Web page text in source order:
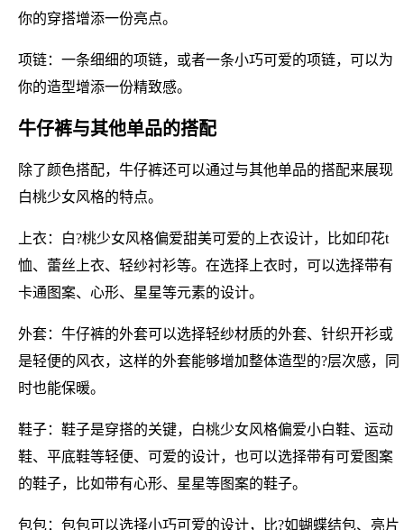
你的穿搭增添一份亮点。
项链：一条细细的项链，或者一条小巧可爱的项链，可以为
你的造型增添一份精致感。
牛仔裤与其他单品的搭配
除了颜色搭配，牛仔裤还可以通过与其他单品的搭配来展现
白桃少女风格的特点。
上衣：白?桃少女风格偏爱甜美可爱的上衣设计，比如印花t
恤、蕾丝上衣、轻纱衬衫等。在选择上衣时，可以选择带有
卡通图案、心形、星星等元素的设计。
外套：牛仔裤的外套可以选择轻纱材质的外套、针织开衫或
是轻便的风衣，这样的外套能够增加整体造型的?层次感，同
时也能保暖。
鞋子：鞋子是穿搭的关键，白桃少女风格偏爱小白鞋、运动
鞋、平底鞋等轻便、可爱的设计，也可以选择带有可爱图案
的鞋子，比如带有心形、星星等图案的鞋子。
包包：包包可以选择小巧可爱的设计，比?如蝴蝶结包、亮片